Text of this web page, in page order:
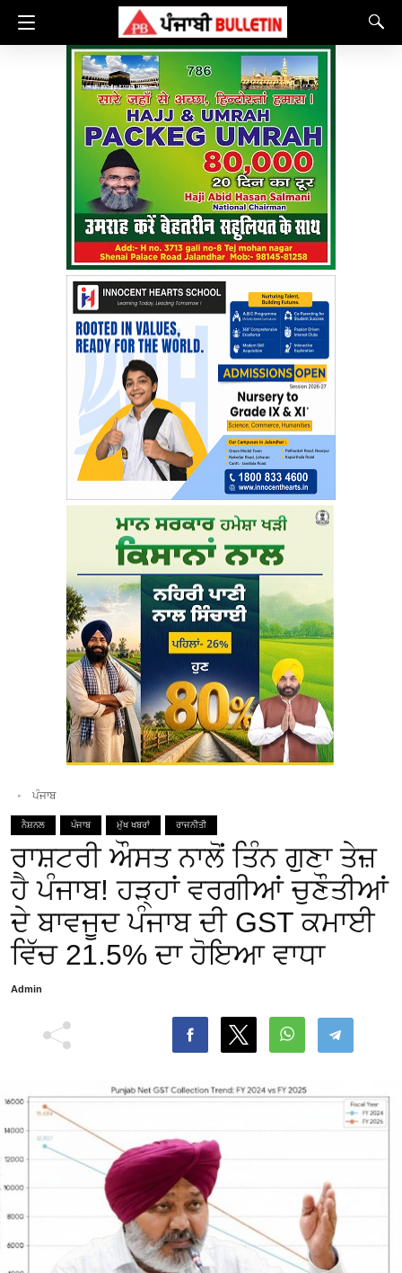
ਪੰਜਾਬ
ਨੈਸ਼ਨਲ ਪੰਜਾਬ ਮੁੱਖ ਖਬਰਾਂ ਰਾਜਨੀਤੀ
ਰਾਸ਼ਟਰੀ ਔਸਤ ਨਾਲੋਂ ਤਿੰਨ ਗੁਣਾ ਤੇਜ਼
ਹੈ ਪੰਜਾਬ! ਹੜ੍ਹਾਂ ਵਰਗੀਆਂ ਚੁਣੌਤੀਆਂ
ਦੇ ਬਾਵਜੂਦ ਪੰਜਾਬ ਦੀ GST ਕਮਾਈ
ਵਿੱਚ 21.5% ਦਾ ਹੋਇਆ ਵਾਧਾ
Admin